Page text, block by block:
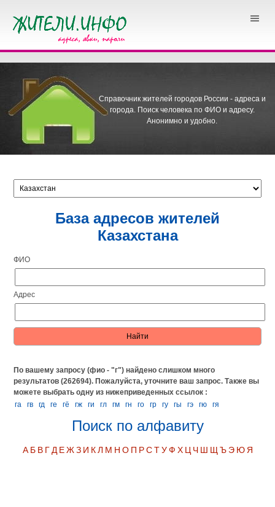
Справочник жителей городов России - адреса и
города. Поиск человека по ФИО и адресу.
Анонимно и удобно.
База адресов жителей
Казахстана
ФИО
Адрес
По вашему запросу (фио - "г") найдено слишком много
результатов (262694). Пожалуйста, уточните ваш запрос.Также вы
можете выбрать одну из нижеприведенных ссылок :
га
гв гд ге гё гж ги гл гм гн го гр гу гы гэ гю гя
Поиск по алфавиту
А Б В Г Д Е Ж З И К Л М Н О П Р С Т У Ф Х Ц Ч Ш Щ Ъ Э Ю Я